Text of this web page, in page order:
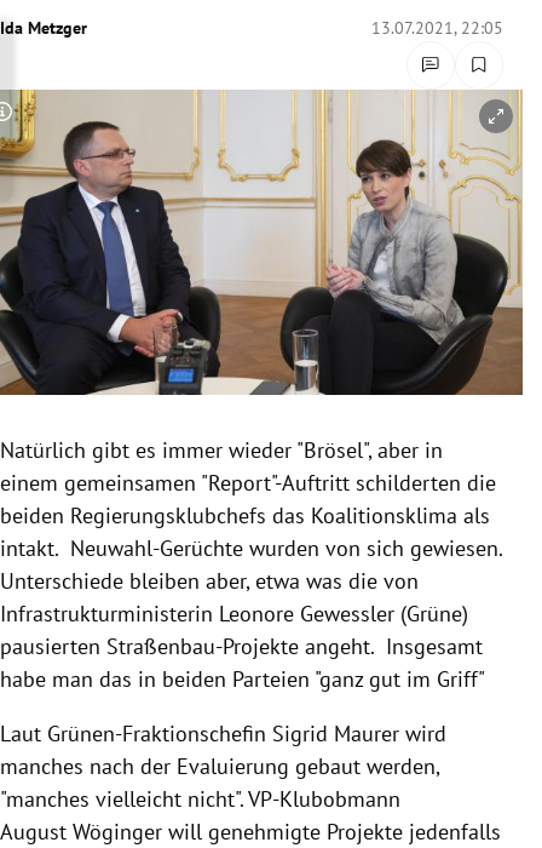
Untermenü
Untermenü
Untermenü
Untermenü
Untermenü
Untermenü
Untermenü
Untermenü
Ida Metzger 13.07.2021, 22:05
Copyright-Hinweis öffnen/schließen
Natürlich gibt es immer wieder "Brösel", aber in
einem gemeinsamen "Report"-Auftritt schilderten die
beiden Regierungsklubchefs das Koalitionsklima als
intakt. Neuwahl-Gerüchte wurden von sich gewiesen.
Unterschiede bleiben aber, etwa was die von
Infrastrukturministerin Leonore Gewessler (Grüne)
pausierten Straßenbau-Projekte angeht. Insgesamt
habe man das in beiden Parteien "ganz gut im Griff"
Laut Grünen-Fraktionschefin Sigrid Maurer wird
manches nach der Evaluierung gebaut werden,
"manches vielleicht nicht". VP-Klubobmann
August Wöginger will genehmigte Projekte jedenfalls